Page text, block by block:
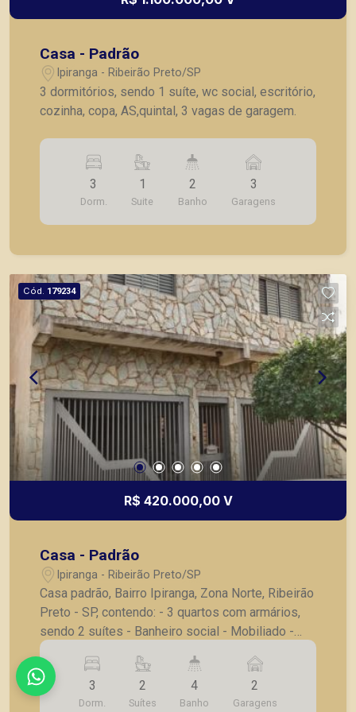
Casa - Padrão
Ipiranga - Ribeirão Preto/SP
3 dormitórios, sendo 1 suíte, wc social, escritório,
cozinha, copa, AS,quintal, 3 vagas de garagem.
3
Dorm.
1
Suite
2
Banho
3
Garagens
Cód. 179234
R$ 420.000,00 V
Casa - Padrão
Ipiranga - Ribeirão Preto/SP
Casa padrão, Bairro Ipiranga, Zona Norte, Ribeirão
Preto - SP, contendo: - 3 quartos com armários,
sendo 2 suítes - Banheiro social - Mobiliado -
Sala para 2 ambientes - Cozinha planejada -
Lavanderia - Banheiro de serviço - Quarto de
despejo - 2 vagas de garagem.
3
Dorm.
2
Suítes
4
Banho
2
Garagens